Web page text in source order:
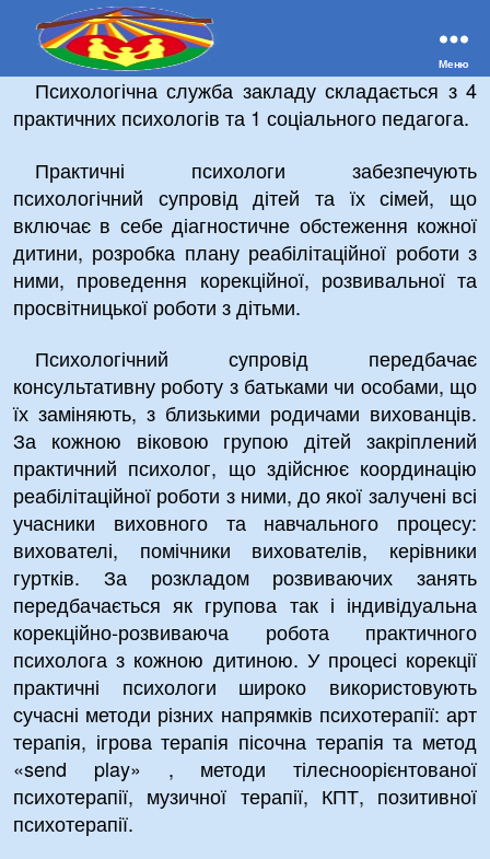
Сумський
центр
соціально-
реабілітації
дітей
області
Меню
Психологічна служба закладу складається з 4
практичних психологів та 1 соціального педагога.
Практичні психологи забезпечують
психологічний супровід дітей та їх сімей, що
включає в себе діагностичне обстеження кожної
дитини, розробка плану реабілітаційної роботи з
ними, проведення корекційної, розвивальної та
просвітницької роботи з дітьми.
Психологічний супровід передбачає
консультативну роботу з батьками чи особами, що
їх заміняють, з близькими родичами вихованців.
За кожною віковою групою дітей закріплений
практичний психолог, що здійснює координацію
реабілітаційної роботи з ними, до якої залучені всі
учасники виховного та навчального процесу:
вихователі, помічники вихователів, керівники
гуртків. За розкладом розвиваючих занять
передбачається як групова так і індивідуальна
корекційно-розвиваюча робота практичного
психолога з кожною дитиною. У процесі корекції
практичні психологи широко використовують
сучасні методи різних напрямків психотерапії: арт
терапія, ігрова терапія пісочна терапія та метод
«send play» , методи тілесноорієнтованої
психотерапії, музичної терапії, КПТ, позитивної
психотерапії.